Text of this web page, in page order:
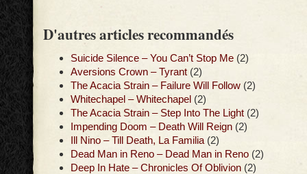
D'autres articles recommandés
Suicide Silence – You Can’t Stop Me (2)
Aversions Crown – Tyrant (2)
The Acacia Strain – Failure Will Follow (2)
Whitechapel – Whitechapel (2)
The Acacia Strain – Step Into The Light (2)
Impending Doom – Death Will Reign (2)
Ill Nino – Till Death, La Familia (2)
Dead Man in Reno – Dead Man in Reno (2)
Deep In Hate – Chronicles Of Oblivion (2)